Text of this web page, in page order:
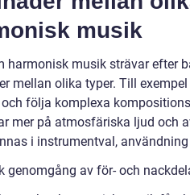
musik
harmonisk musik strävar efter
mellan olika typer. Till
följa komplexa
mer på atmosfäriska ljud och
i instrumentval,
genomgång av för- och